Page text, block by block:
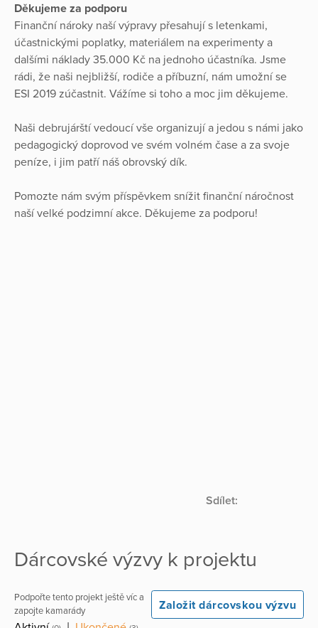
Děkujeme za podporu
Finanční nároky naší výpravy přesahují s letenkami,
účastnickými poplatky, materiálem na experimenty a
dalšími náklady 35.000 Kč na jednoho účastníka. Jsme
rádi, že naši nejbližší, rodiče a příbuzní, nám umožní se
ESI 2019 zúčastnit. Vážíme si toho a moc jim děkujeme.
Naši debrujárští vedoucí vše organizují a jedou s námi jako
pedagogický doprovod ve svém volném čase a za svoje
peníze, i jim patří náš obrovský dík.
Pomozte nám svým příspěvkem snížit finanční náročnost
naší velké podzimní akce. Děkujeme za podporu!
Sdílet:
Dárcovské výzvy k projektu
Podpořte tento projekt ještě víc a
zapojte kamarády
Založit dárcovskou výzvu